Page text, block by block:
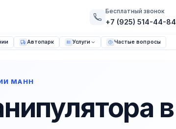
Бесплатный звонок
+7 (925) 514-44-84
Автопарк Услуги Частые вопросы
МАНН
в